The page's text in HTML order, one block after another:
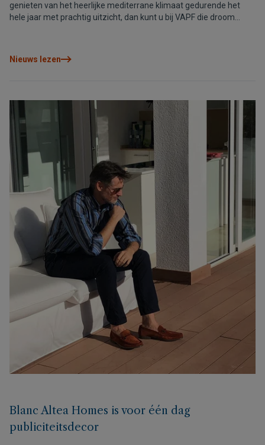
genieten van het heerlijke mediterrane klimaat gedurende het
hele jaar met prachtig uitzicht, dan kunt u bij VAPF die droom
Nieuws lezen
Blanc Altea Homes is voor één dag
publiciteitsdecor